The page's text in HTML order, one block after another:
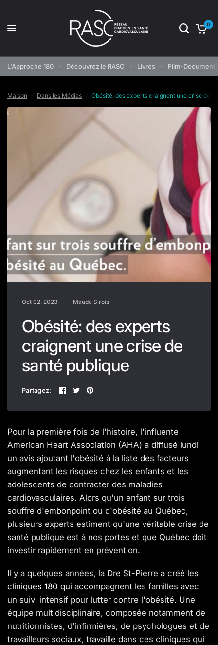
0
L'Approche 180 Découvrez le RASC Livres Film-
Maison / Dans les Médias / Obésité: des experts craignent une crise de
Obésité: des experts craignent une crise de santé publique
Oct 02, 2023 Maude Sirois
Obésité: des experts
craignent une crise de
santé publique
Partagez:
Pour la première fois de l'histoire, l'influente
American Heart Association (AHA) a diffusé lundi
un avis ajoutant l'obésité à la liste des facteurs
augmentant les risques chez les enfants et les
adolescents de contracter des maladies
cardiovasculaires. Alors qu'un enfant sur trois
souffre d'embonpoint ou d'obésité au Québec,
plusieurs experts estiment qu'une véritable crise de
santé publique est à nos portes et que Québec doit
investir rapidement en prévention.
Il y a quelques années, la Dre St-Pierre a créé les
cliniques 180 qui accompagnent les familles avec
un suivi intensif pour lutter contre l'obésité. Une
équipe multidisciplinaire, composée notamment de
nutritionnistes, d'infirmières, de psychologues et de
travailleurs sociaux, travaille dans ces cliniques qui